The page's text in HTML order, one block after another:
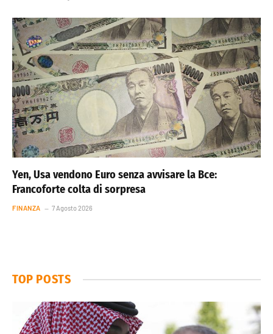
Yen, Usa vendono Euro senza avvisare la Bce:
Francoforte colta di sorpresa
FINANZA 7 Agosto 2026
TOP POSTS